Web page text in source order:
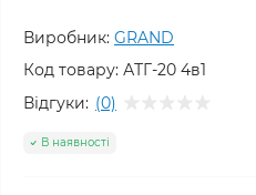
Виробник: GRAND
Код товару: АТГ-20 4в1
Відгуки: (0)
В наявності